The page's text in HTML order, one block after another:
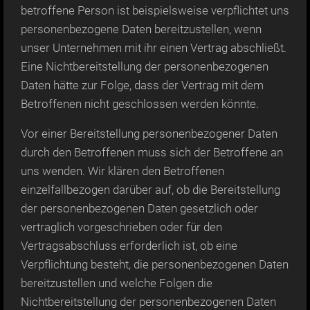
betroffene Person ist beispielsweise verpflichtet uns
personenbezogene Daten bereitzustellen, wenn
unser Unternehmen mit ihr einen Vertrag abschließt.
Eine Nichtbereitstellung der personenbezogenen
Daten hätte zur Folge, dass der Vertrag mit dem
Betroffenen nicht geschlossen werden könnte.
Vor einer Bereitstellung personenbezogener Daten
durch den Betroffenen muss sich der Betroffene an
uns wenden. Wir klären den Betroffenen
einzelfallbezogen darüber auf, ob die Bereitstellung
der personenbezogenen Daten gesetzlich oder
vertraglich vorgeschrieben oder für den
Vertragsabschluss erforderlich ist, ob eine
Verpflichtung besteht, die personenbezogenen Daten
bereitzustellen und welche Folgen die
Nichtbereitstellung der personenbezogenen Daten